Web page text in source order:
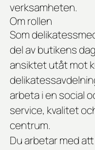
verksamheten.
Om rollen
Som
del av butikens
ansiktet utåt mot
arbeta i en social
service, kvalitet
centrum.
Du arbetar med